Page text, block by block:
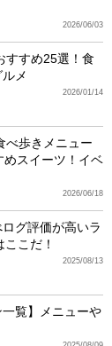
2026/06/03
すすめ25選！食
メ
2026/01/14
べ歩きメニュー
めスイーツ！イベ
2026/06/18
グ評価が高いラ
こだ！
2025/08/13
一覧】メニューや